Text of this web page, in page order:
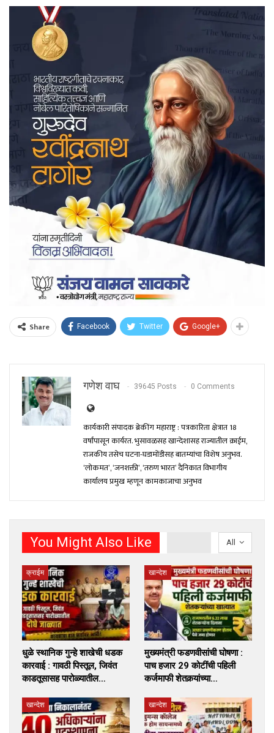
Share Facebook Twitter Google+
गणेश वाघ 39645 Posts 0 Comments
कार्यकारी संपादक ब्रेकींग महाराष्ट्र : पत्रकारिता क्षेत्रात 18
वर्षांपासून कार्यरत. भुसावळसह खान्देशासह राज्यातील क्राईम,
राजकीय तसेच घटना-घडामोंडीसह बातम्यांचा विशेष अनुभव.
‘लोकमत’, ‘जनशक्ती’, ‘तरुण भारत’ दैनिकात विभागीय
कार्यालय प्रमुख म्हणून कामकाजाचा अनुभव
All
You Might Also Like
क्राईम
धुळे स्थानिक गुन्हे शाखेची धडक
कारवाई : गावठी पिस्तूल, जिवंत
काडतूसासह पारोळ्यातील…
खान्देश
मुख्यमंत्री फडणवीसांची घोषणा :
पाच हजार 29 कोटींची पहिली
कर्जमाफी शेतकर्‍यांच्या…
खान्देश खान्देश